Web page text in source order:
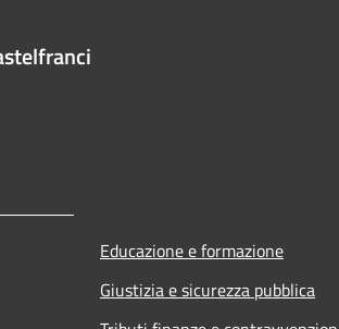
Educazione e formazione
Giustizia e sicurezza pubblica